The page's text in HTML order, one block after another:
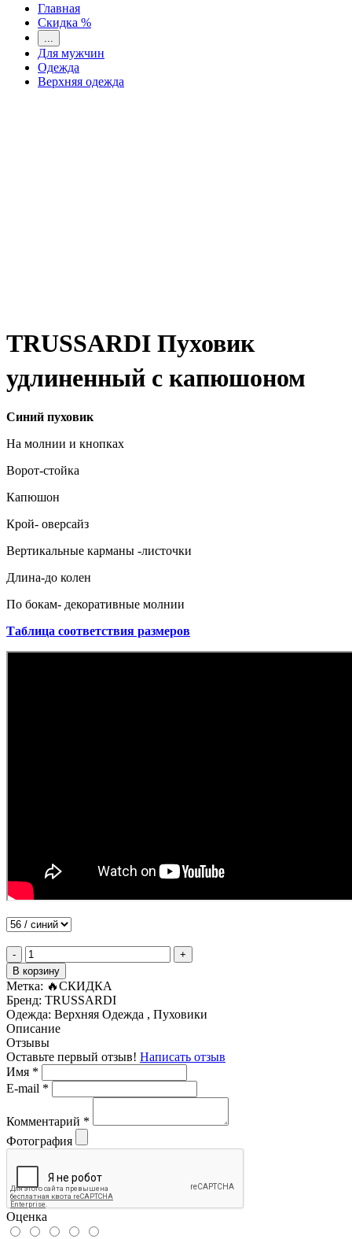
Главная
Скидка %
Для мужчин
Одежда
Верхняя одежда
TRUSSARDI Пуховик
удлиненный с капюшоном
Синий пуховик
На молнии и кнопках
Ворот-стойка
Капюшон
Крой- оверсайз
Вертикальные карманы -листочки
Длина-до колен
По бокам- декоративные молнии
Таблица соответствия размеров
-
+
В корзину
Метка: 🔥СКИДКА
Бренд: TRUSSARDI
Одежда: Верхняя Одежда , Пуховики
Описание
Отзывы
Оставьте первый отзыв! Написать отзыв
Имя *
E-mail *
Комментарий *
Фотография
Оценка